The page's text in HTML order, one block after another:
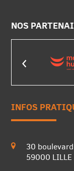
NOS
INFOS
30
59000 LILLE